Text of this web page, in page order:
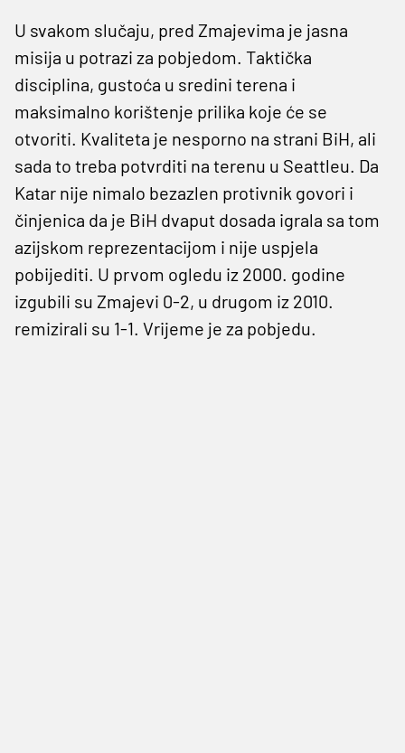
U svakom slučaju, pred Zmajevima je jasna
misija u potrazi za pobjedom. Taktička
disciplina, gustoća u sredini terena i
maksimalno korištenje prilika koje će se
otvoriti. Kvaliteta je nesporno na strani BiH, ali
sada to treba potvrditi na terenu u Seattleu. Da
Katar nije nimalo bezazlen protivnik govori i
činjenica da je BiH dvaput dosada igrala sa tom
azijskom reprezentacijom i nije uspjela
pobijediti. U prvom ogledu iz 2000. godine
izgubili su Zmajevi 0-2, u drugom iz 2010.
remizirali su 1-1. Vrijeme je za pobjedu.